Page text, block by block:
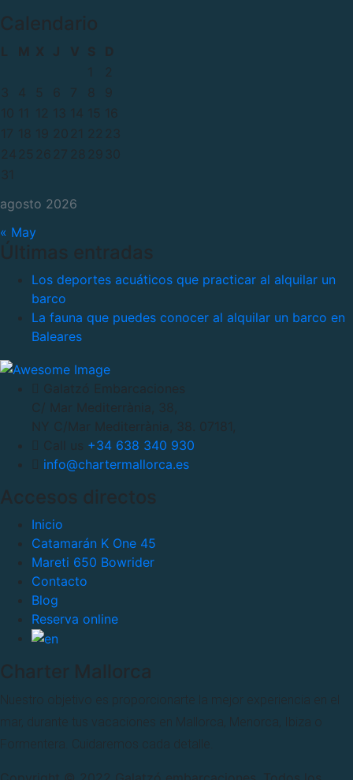
Calendario
agosto 2026
L M X J V S
D
1
2
3
4 5 6 7 8
9
10 11 12 13 14 15 16
17 18 19 20 21 22 23
24 25 26 27 28 29 30
31
« May
Últimas entradas
Los deportes acuáticos que practicar al alquilar un
barco
La fauna que puedes conocer al alquilar un barco en
Baleares
Galatzó Embarcaciones
C/ Mar Mediterrània, 38,
NY C/Mar Mediterrània, 38. 07181,
Call us +34 638 340 930
info@chartermallorca.es
Accesos directos
Inicio
Catamarán K One 45
Mareti 650 Bowrider
Contacto
Blog
Reserva online
Charter Mallorca
Nuestro objetivo es proporcionarte la mejor experiencia en el
mar, durante tus vacaciones en Mallorca, Menorca, Ibiza o
Formentera. Cuidaremos cada detalle.